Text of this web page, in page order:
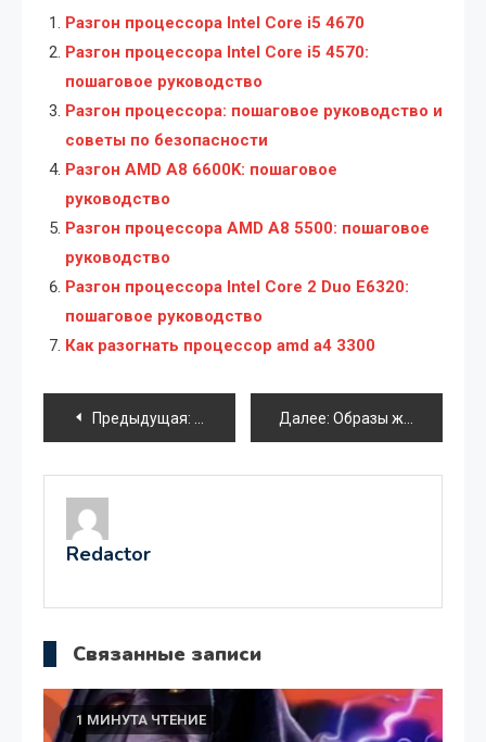
Разгон процессора Intel Core i5 4670
Разгон процессора Intel Core i5 4570:
пошаговое руководство
Разгон процессора: пошаговое руководство и
советы по безопасности
Разгон AMD A8 6600K: пошаговое
руководство
Разгон процессора AMD A8 5500: пошаговое
руководство
Разгон процессора Intel Core 2 Duo E6320:
пошаговое руководство
Как разогнать процессор amd a4 3300
Навигация
по
записям
Предыдущая: Выбор недорогого планшета:
Далее: Образы жестких дисков: создание, использование и восстановление
Redactor
Связанные записи
1 МИНУТА ЧТЕНИЕ